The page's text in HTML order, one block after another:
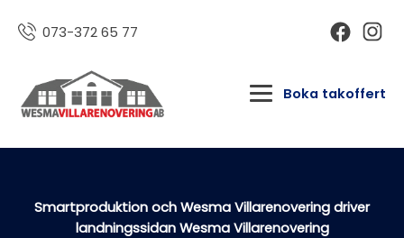
073-372 65 77
Boka takoffert
Smartproduktion och Wesma Villarenovering driver
landningssidan Wesma Villarenovering